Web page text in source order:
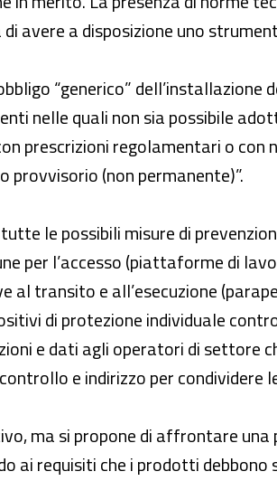
avere a disposizione uno
“generico” dell’installazione
nelle quali non sia possibile
prescrizioni regolamentari o con
(non permanente)”.
le possibili misure di
per l’accesso (piattaforme di
transito e all’esecuzione
di protezione individuale
e dati agli operatori di settore
e indirizzo per condividere
ma si propone di affrontare
ai requisiti che i prodotti debbono